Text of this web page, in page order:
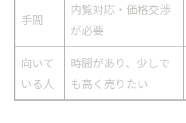
手間
内覧対応・価格交渉
が必要
向いて
いる人
時間があり、少しで
も高く売りたい